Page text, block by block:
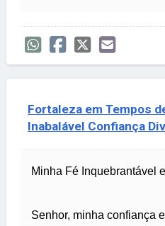
Fortaleza em Tempos
Inabalável Confiança
Minha Fé Inquebrantável
Senhor, minha confiança